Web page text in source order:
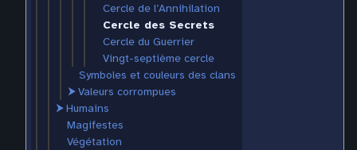
Cercle de l’Annihilation
Cercle des Secrets
Cercle du Guerrier
Vingt-septième cercle
Symboles et couleurs des clans
⮞Valeurs corrompues
⮞Humains
Magifestes
Végétation